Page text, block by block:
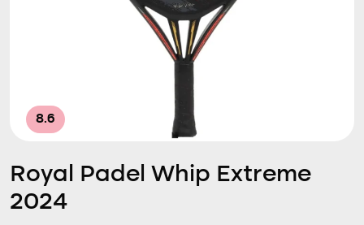
8.6
Royal Padel Whip Extreme
2024